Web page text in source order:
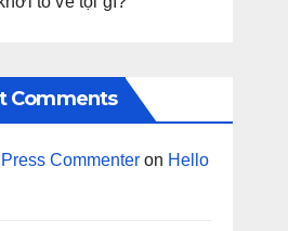
Comments
Commenteron Hello